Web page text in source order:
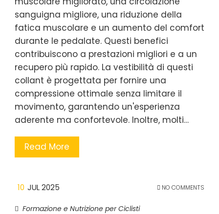
sanguigna migliore, una riduzione della
fatica muscolare e un aumento del comfort
durante le pedalate. Questi benefici
contribuiscono a prestazioni migliori e a un
recupero più rapido. La vestibilità di questi
collant è progettata per fornire una
compressione ottimale senza limitare il
movimento, garantendo un'esperienza
aderente ma confortevole. Inoltre, molti…
Read More
10 JUL 2025 NO COMMENTS
Formazione e Nutrizione per Ciclisti